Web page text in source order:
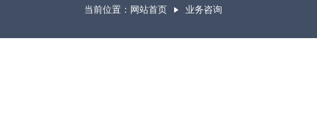
当前位置： 网站首页 业务咨询